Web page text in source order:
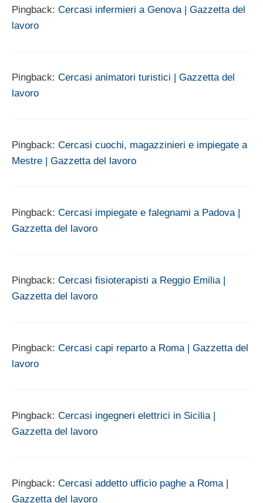
Pingback: Cercasi infermieri a Genova | Gazzetta del
lavoro
Pingback: Cercasi animatori turistici | Gazzetta del
lavoro
Pingback: Cercasi cuochi, magazzinieri e impiegate a
Mestre | Gazzetta del lavoro
Pingback: Cercasi impiegate e falegnami a Padova |
Gazzetta del lavoro
Pingback: Cercasi fisioterapisti a Reggio Emilia |
Gazzetta del lavoro
Pingback: Cercasi capi reparto a Roma | Gazzetta del
lavoro
Pingback: Cercasi ingegneri elettrici in Sicilia |
Gazzetta del lavoro
Pingback: Cercasi addetto ufficio paghe a Roma |
Gazzetta del lavoro